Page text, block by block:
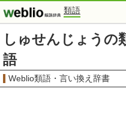
類語
しゅせんじょうの
語
Weblio類語・言い換え辞書